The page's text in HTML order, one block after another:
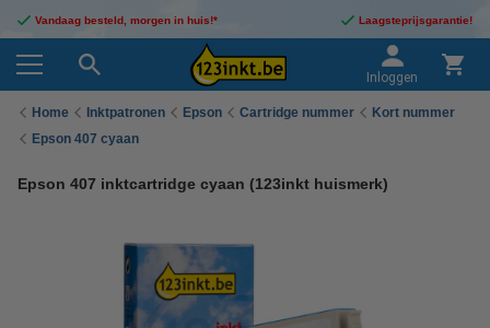
Vandaag besteld, morgen in huis!* Laagsteprijsgarantie!
Inloggen
Home Inktpatronen Epson Cartridge nummer
Kort nummer
Epson 407 cyaan
Epson 407 inktcartridge cyaan (123inkt huismerk)